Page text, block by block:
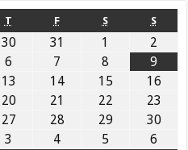
T F S S
30 31 1
2
6 7 8
9
13 14 15
16
20 21 22
23
27 28 29
30
3 4 5 6